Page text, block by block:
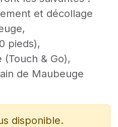
et décollage
pieds),
(Touch & Go),
de Maubeuge
disponible.